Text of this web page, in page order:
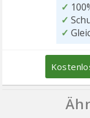
✓
✓
✓